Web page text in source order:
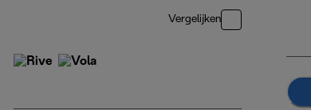
prijs € 1.149,90
Vergelijken